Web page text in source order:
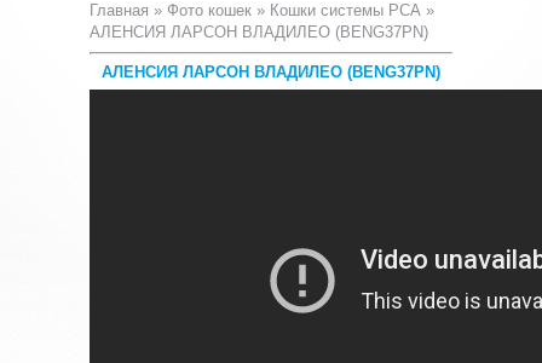
Главная » Фото кошек » Кошки системы PCA »
АЛЕНСИЯ ЛАРСОН ВЛАДИЛЕО (BENG37PN)
АЛЕНСИЯ ЛАРСОН ВЛАДИЛЕО (BENG37PN)